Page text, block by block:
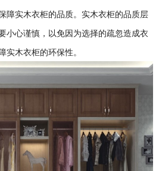
障实木衣柜的品质。实木衣柜的品质层
小心谨慎，以免因为选择的疏忽造成衣
木衣柜的环保性。